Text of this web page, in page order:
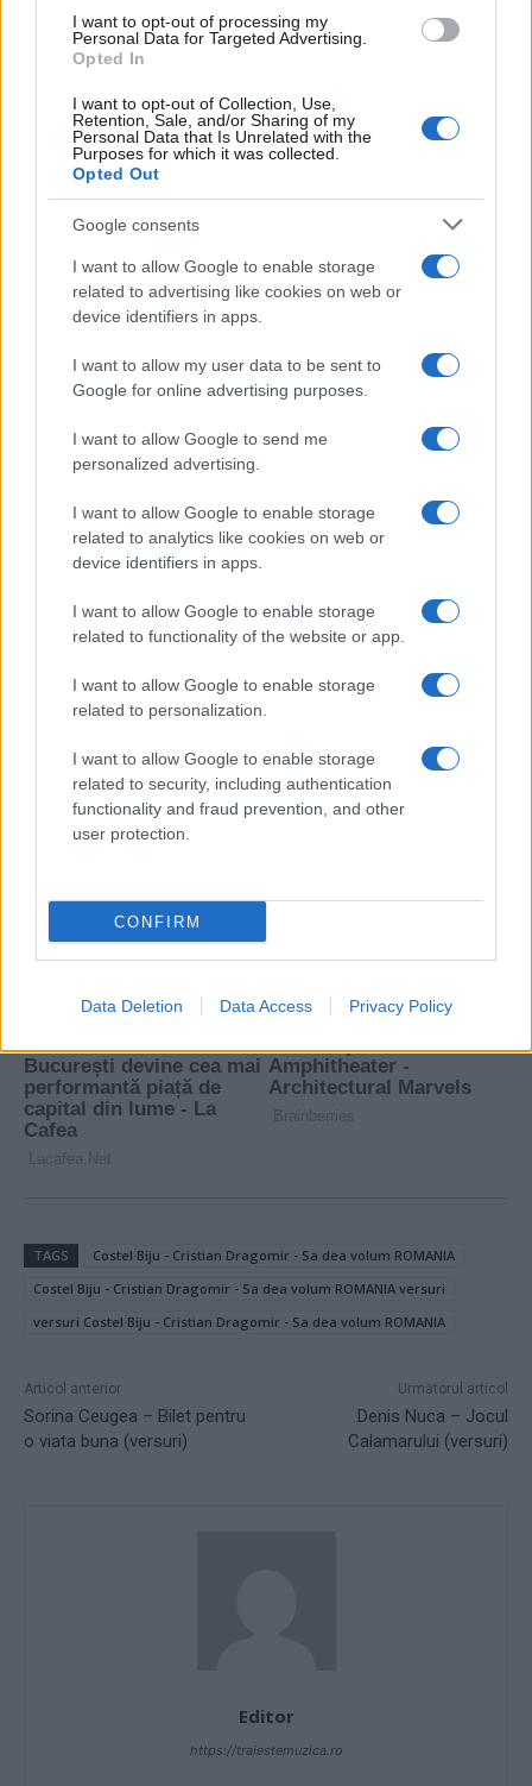
I want to opt-out of processing my
Personal Data for Targeted Advertising.
Opted In
I want to opt-out of Collection, Use,
Retention, Sale, and/or Sharing of my
Personal Data that Is Unrelated with the
Purposes for which it was collected.
Opted Out
Google consents
I want to allow Google to enable storage
related to advertising like cookies on web or
device identifiers in apps.
I want to allow my user data to be sent to
Google for online advertising purposes.
I want to allow Google to send me
personalized advertising.
I want to allow Google to enable storage
related to analytics like cookies on web or
device identifiers in apps.
I want to allow Google to enable storage
related to functionality of the website or app.
I want to allow Google to enable storage
related to personalization.
I want to allow Google to enable storage
related to security, including authentication
functionality and fraud prevention, and other
user protection.
CONFIRM
Data Deletion Data Access Privacy Policy
TAGS
Costel Biju - Cristian Dragomir - Sa dea volum ROMANIA
Costel Biju - Cristian Dragomir - Sa dea volum ROMANIA versuri
versuri Costel Biju - Cristian Dragomir - Sa dea volum ROMANIA
Articol anterior
Sorina Ceugea – Bilet pentru
o viata buna (versuri)
Următorul articol
Denis Nuca – Jocul
Calamarului (versuri)
Editor
https://traiestemuzica.ro